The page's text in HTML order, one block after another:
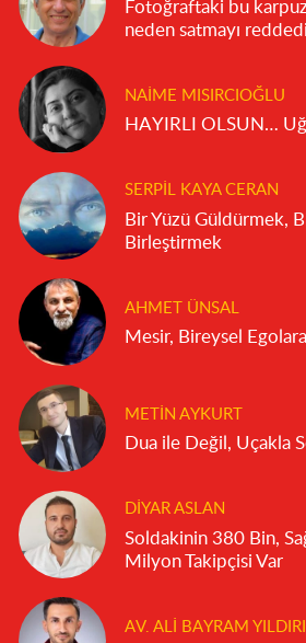
Fotoğraftaki bu
neden satmayı
NAIME MISIRCIOĞLU
SERPIL KAYA CERAN
Bir Yüzü Güldürmek,
Birleştirmek
AHMET ÜNSAL
Mesir, Bireysel
METIN AYKURT
Dua ile Değil, Uçakla
DIYAR ASLAN
Soldakinin 380 Bin,
Milyon Takipçisi Var
AV. ALI BAYRAM